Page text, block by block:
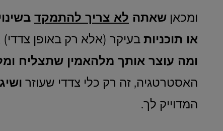
ומכאן שאתה לא צריך להתמקד
או תוכניות בעיקר (אלא רק באופן
ומה עוצר אותך מלהאמין שתצליח
האסטרטגיה, זה רק כלי צדדי שעוזר
המדוייק לך.